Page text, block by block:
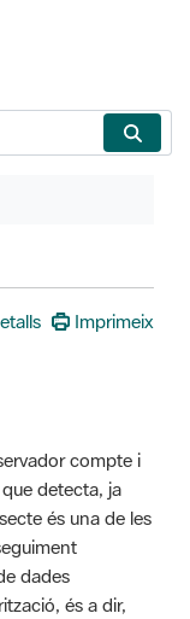
Imprimeix
compte i
detecta, ja
és una de les
dades
és a dir,